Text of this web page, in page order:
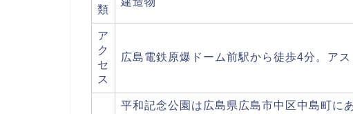
類
ア
ク
セ
ス
広島電鉄原爆ドーム前駅から徒歩4分。ア
平和記念公園は広島県広島市中区中島町に